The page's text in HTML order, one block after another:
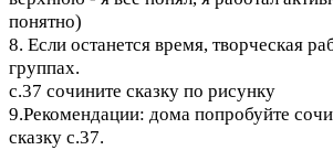
понятно)
8. Если останется время, творческая
группах.
с.37 сочините сказку по рисунку
9.Рекомендации: дома попробуйте
сказку с.37.